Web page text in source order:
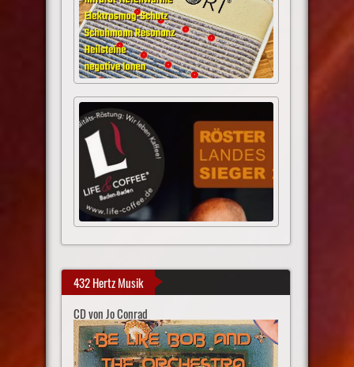
432 Hertz Musik
CD von Jo Conrad